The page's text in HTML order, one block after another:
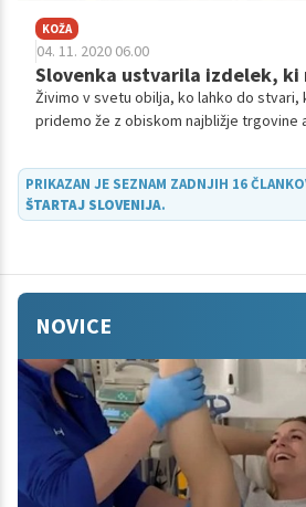
KOŽA
04. 11. 2020 06.00
Slovenka ustvarila izdelek, ki
Živimo v svetu obilja, ko lahko do stvari,
pridemo že z obiskom najbližje trgovine
treba znati ločiti zrnje od plevela in se
kar pomaga nekomu drugemu, ni nujno
je naš največji organ, zato moramo biti
PRIKAZAN JE SEZNAM ZADNJIH 16
ŠTARTAJ SLOVENIJA.
NOVICE